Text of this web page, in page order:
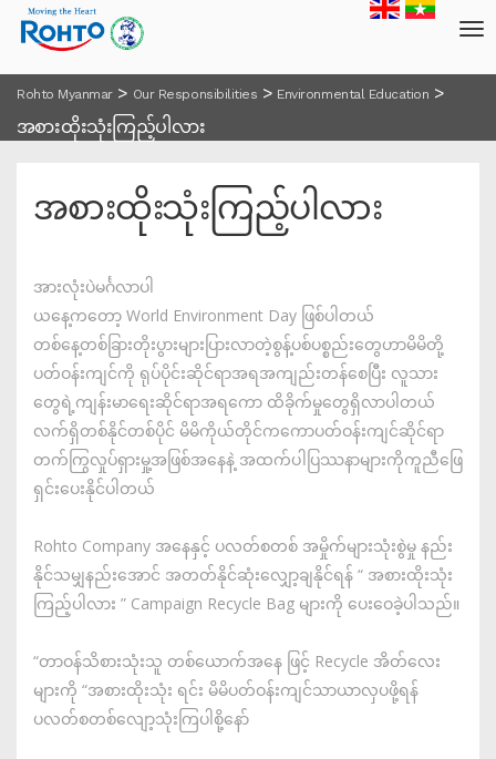
Rohto Myanmar> Our Responsibilities > Environmental Education >
အစားထိုးသုံးကြည့်ပါလား
အစားထိုးသုံးကြည့်ပါလား
အားလုံးပဲမင်္ဂလာပါ
ယနေ့ကတော့ World Environment Day ဖြစ်ပါတယ်
တစ်နေ့တစ်ခြားတိုးပွားများပြားလာတဲ့စွန့်ပစ်ပစ္စည်းတွေဟာမိမိတို့
ပတ်ဝန်းကျင်ကို ရုပ်ပိုင်းဆိုင်ရာအရအကျည်းတန်စေပြီး လူသား
တွေရဲ့ကျန်းမာရေးဆိုင်ရာအရကော ထိခိုက်မှုတွေရှိလာပါတယ်
လက်ရှိတစ်နိုင်တစ်ပိုင် မိမိကိုယ်တိုင်ကကောပတ်ဝန်းကျင်ဆိုင်ရာ
တက်ကြွလှုပ်ရှားမှု့အဖြစ်အနေနဲ့ အထက်ပါပြဿနာများကိုကူညီဖြေ
ရှင်းပေးနိုင်ပါတယ်
Rohto Company အနေနှင့် ပလတ်စတစ် အမှိုက်များသုံးစွဲမှု နည်း
နိုင်သမျှနည်းအောင် အတတ်နိုင်ဆုံးလျှော့ချနိုင်ရန် “ အစားထိုးသုံး
ကြည့်ပါလား ” Campaign Recycle Bag များကို ပေးဝေခဲ့ပါသည်။
“တာဝန်သိစားသုံးသူ တစ်ယောက်အနေ ဖြင့် Recycle အိတ်လေး
များကို “အစားထိုးသုံး ရင်း မိမိပတ်ဝန်းကျင်သာယာလှပဖို့ရန်
ပလတ်စတစ်လျော့သုံးကြပါစို့နော်